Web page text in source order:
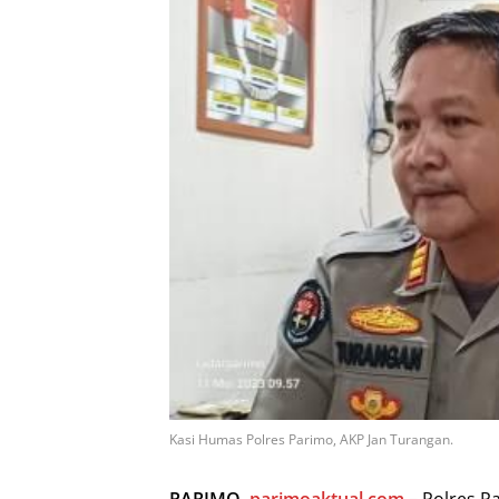
Kasi Humas Polres Parimo, AKP Jan Turangan.